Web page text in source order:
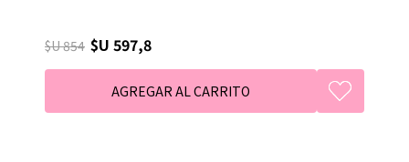
$U 854 $U 597,8